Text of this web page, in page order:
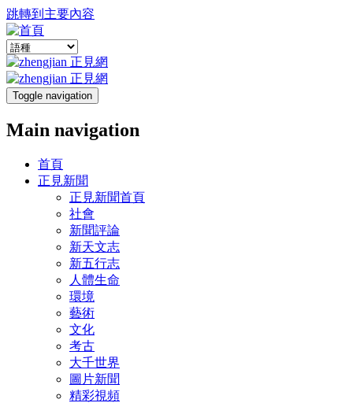
跳轉到主要內容
Toggle navigation
Main navigation
首頁
正見新聞
正見新聞首頁
社會
新聞評論
新天文志
新五行志
人體生命
環境
藝術
文化
考古
大千世界
圖片新聞
精彩視頻